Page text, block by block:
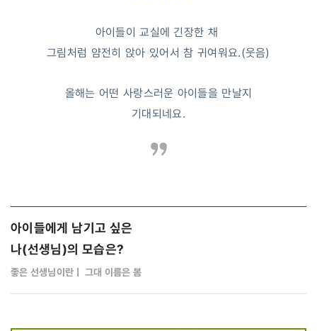
아이들이 교실에 긴장한 채
그림처럼 얌전히 앉아 있어서 참 귀여워요.(웃음)
올해는 어떤 사랑스러운 아이들을 만날지
기대되네요.
아이들에게 남기고 싶은
나(선생님)의 모습은?
좋은 선생님이란ㅣ 그대 이름은 봄